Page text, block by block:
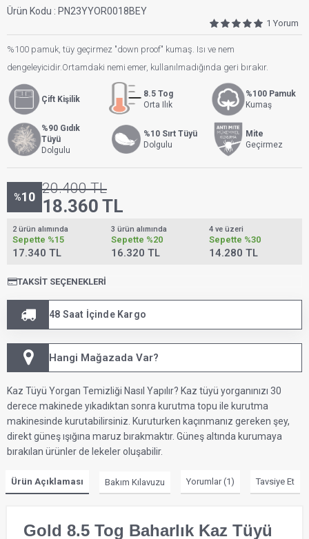
Ürün Kodu : PN23YYOR0018BEY
1 Yorum
%100 pamuk, tüy geçirmez "down proof" kumaş. Isı ve nem
dengeleyicidir.Ortamdaki nemi emer, kullanılmadığında geri bırakır.
Çift Kişilik
8.5 Tog
Orta Ilık
%100 Pamuk
Kumaş
%90 Gıdık
Tüyü
Dolgulu
%10 Sırt Tüyü
Dolgulu
Mite
Geçirmez
%10
20.400TL
18.360 TL
2 ürün alımında
Sepette %15
17.340 TL
3 ürün alımında
Sepette %20
16.320 TL
4 ve üzeri
Sepette %30
14.280 TL
TAKSIT SEÇENEKLERI
48 Saat İçinde Kargo
Hangi Mağazada Var?
Kaz Tüyü Yorgan Temizliği Nasıl Yapılır? Kaz tüyü yorganınızı 30
derece makinede yıkadıktan sonra kurutma topu ile kurutma
makinesinde kurutabilirsiniz. Kuruturken kaçınmanız gereken şey,
direkt güneş ışığına maruz bırakmaktır. Güneş altında kurumaya
bırakılan ürünler de lekeler oluşabilir.
Ürün Açıklaması Bakım Kılavuzu Yorumlar (1) Tavsiye Et
Gold 8.5 Tog Baharlık Kaz Tüyü